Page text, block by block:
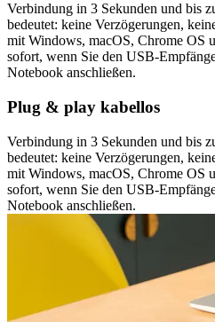
Verbindung in 3 Sekunden und bis
bedeutet: keine Verzögerungen,
mit Windows, macOS, Chrome OS
sofort, wenn Sie den USB-
Notebook anschließen.
Plug & play kabellos
Verbindung in 3 Sekunden und bis
bedeutet: keine Verzögerungen,
mit Windows, macOS, Chrome OS
sofort, wenn Sie den USB-
Notebook anschließen.